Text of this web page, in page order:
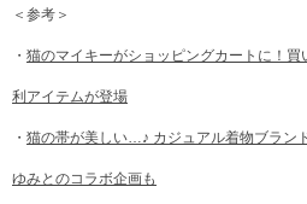
＜参考＞
・ 猫のマイキーがショッピングカートに！
利アイテムが登場
・ 猫の帯が美しい…♪ カジュアル着物ブラン
ゆみとのコラボ企画も